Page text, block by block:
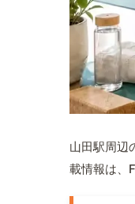
山田駅周辺
載情報は、